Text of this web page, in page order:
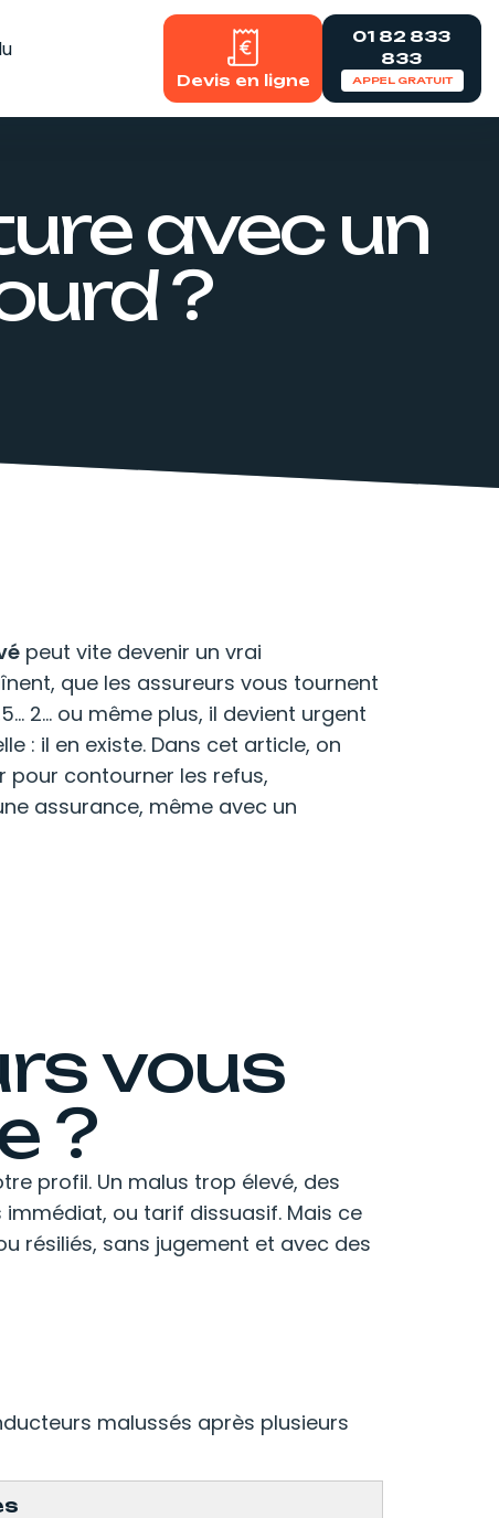
Devis en ligne
01 82 833
833
APPEL GRATUIT
avec un
?
peut vite devenir un vrai
que les assureurs vous tournent
2… ou même plus, il devient urgent
: il en existe. Dans cet article, on
pour contourner les refus,
assurance, même avec un
vous
?
profil. Un malus trop élevé, des
ou tarif dissuasif. Mais ce
résiliés, sans jugement et avec des
malussés après plusieurs